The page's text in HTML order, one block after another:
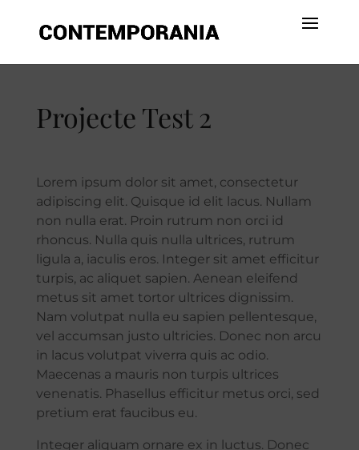
Projecte Test 2
Lorem ipsum dolor sit amet, consectetur
adipiscing elit. Quisque id elit lacus. Nullam
non nulla erat. Proin rutrum non orci id
rhoncus. Nulla quis nulla ultrices, rutrum
ligula a, iaculis eros. Integer sit amet efficitur
turpis, ac aliquet sapien. Aenean eleifend
metus sit amet tortor ultrices dignissim.
Nam volutpat nulla eu sapien pellentesque,
vel accumsan justo ultricies. Donec non arcu
in lacus volutpat viverra quis ac odio.
Maecenas a mauris non turpis ultrices
venenatis. Phasellus efficitur metus orci, sed
pretium erat faucibus eu.
Integer aliquam ornare ex in luctus. Donec